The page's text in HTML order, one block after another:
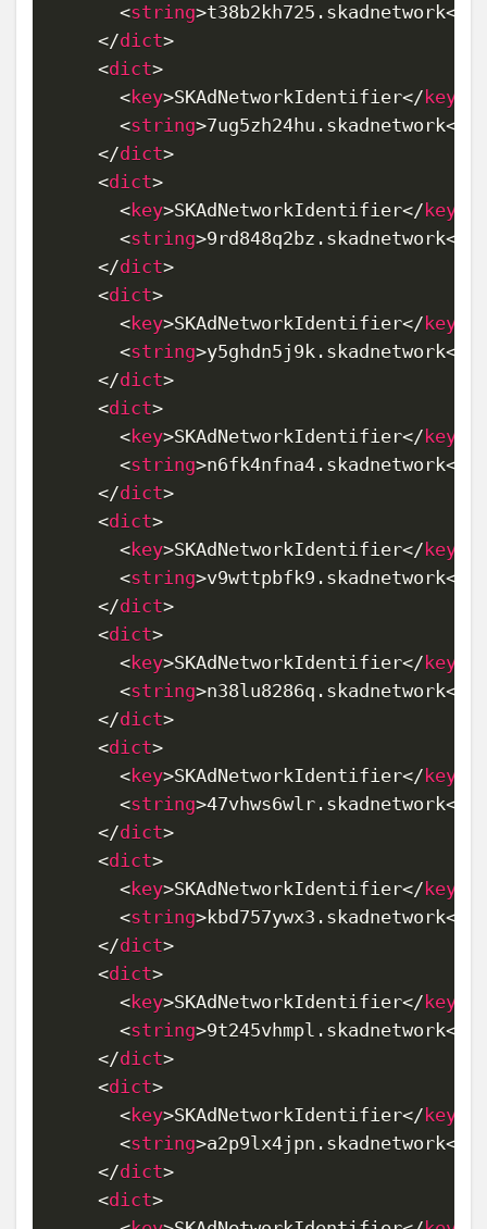
<string>t38b2kh725.skadnetwork</
</dict>
<dict>
<key>SKAdNetworkIdentifier</ key
<string>7ug5zh24hu.skadnetwork</
</dict>
<dict>
<key>SKAdNetworkIdentifier</ key
<string>9rd848q2bz.skadnetwork</
</dict>
<dict>
<key>SKAdNetworkIdentifier</ key
<string>y5ghdn5j9k.skadnetwork</
</dict>
<dict>
<key>SKAdNetworkIdentifier</ key
<string>n6fk4nfna4.skadnetwork</
</dict>
<dict>
<key>SKAdNetworkIdentifier</ key
<string>v9wttpbfk9.skadnetwork</
</dict>
<dict>
<key>SKAdNetworkIdentifier</ key
<string>n38lu8286q.skadnetwork</
</dict>
<dict>
<key>SKAdNetworkIdentifier</ key
<string>47vhws6wlr.skadnetwork</
</dict>
<dict>
<key>SKAdNetworkIdentifier</ key
<string>kbd757ywx3.skadnetwork</
</dict>
<dict>
<key>SKAdNetworkIdentifier</ key
<string>9t245vhmpl.skadnetwork</
</dict>
<dict>
<key>SKAdNetworkIdentifier</ key
<string>a2p9lx4jpn.skadnetwork</
</dict>
<dict>